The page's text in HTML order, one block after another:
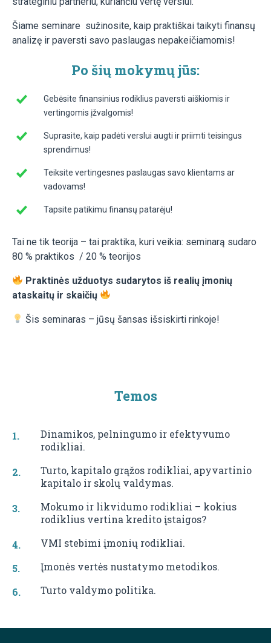
Šiame seminare sužinosite, kaip praktiškai taikyti finansų
analizę ir paversti savo paslaugas nepakeičiamomis!
Po šių mokymų jūs:
Gebėsite finansinius rodiklius paversti aiškiomis ir
vertingomis įžvalgomis!
Suprasite, kaip padėti verslui augti ir priimti teisingus
sprendimus!
Teiksite vertingesnes paslaugas savo klientams ar
vadovams!
Tapsite patikimu finansų patarėju!
Tai ne tik teorija – tai praktika, kuri veikia: seminarą sudaro
80 % praktikos / 20 % teorijos
Praktinės užduotys sudarytos iš realių įmonių
ataskaitų ir skaičių
Šis seminaras – jūsų šansas išsiskirti rinkoje!
Temos
Dinamikos, pelningumo ir efektyvumo
rodikliai.
Turto, kapitalo grąžos rodikliai, apyvartinio
kapitalo ir skolų valdymas.
Mokumo ir likvidumo rodikliai – kokius
rodiklius vertina kredito įstaigos?
VMI stebimi įmonių rodikliai.
Įmonės vertės nustatymo metodikos.
Turto valdymo politika.